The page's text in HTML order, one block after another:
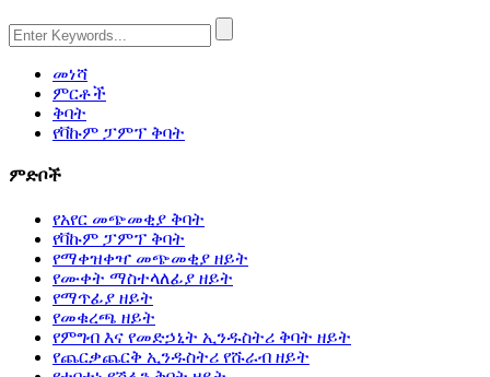
መነሻ
ምርቶች
ቅባት
የቫኩም ፓምፕ ቅባት
ምድቦች
የአየር መጭመቂያ ቅባት
የቫኩም ፓምፕ ቅባት
የማቀዝቀዣ መጭመቂያ ዘይት
የሙቀት ማስተላለፊያ ዘይት
የማጥፊያ ዘይት
የመቁረጫ ዘይት
የምግብ እና የመድኃኒት ኢንዱስትሪ ቅባት ዘይት
የጨርቃጨርቅ ኢንዱስትሪ የሹራብ ዘይት